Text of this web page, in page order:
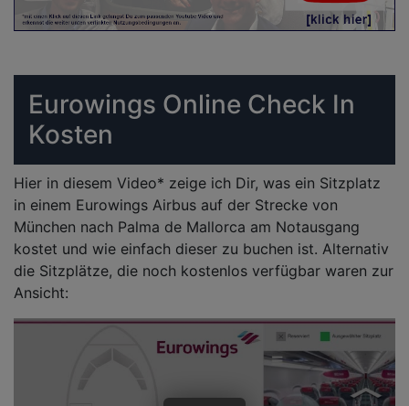
Eurowings Online Check In
Kosten
Hier in diesem Video* zeige ich Dir, was ein Sitzplatz
in einem Eurowings Airbus auf der Strecke von
München nach Palma de Mallorca am Notausgang
kostet und wie einfach dieser zu buchen ist. Alternativ
die Sitzplätze, die noch kostenlos verfügbar waren zur
Ansicht: